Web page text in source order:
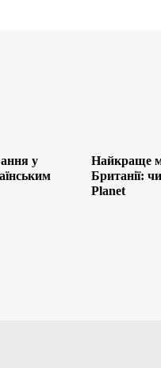
у
Найкраще
Британії:
Planet